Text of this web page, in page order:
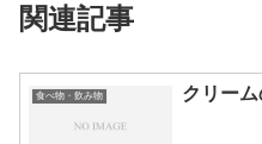
関連記事
食べ物・飲み物 クリー